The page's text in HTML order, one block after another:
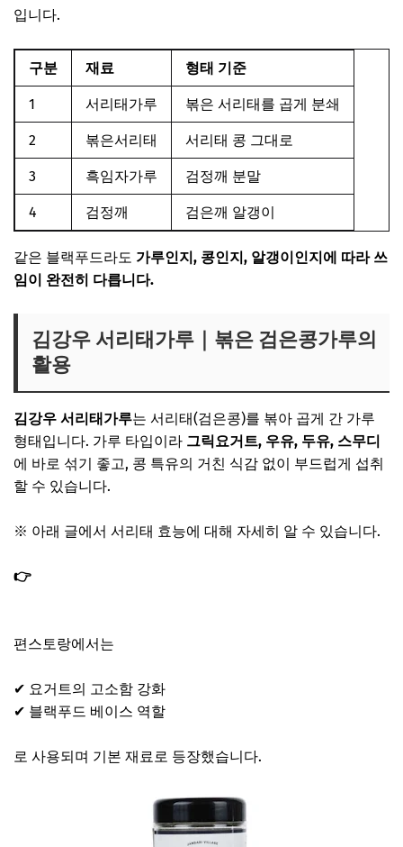
입니다.
구분 재료 형태 기준
1 서리태가루 볶은 서리태를 곱게 분쇄
2 볶은서리태 서리태 콩 그대로
3 흑임자가루 검정깨 분말
4 검정깨 검은깨 알갱이
같은 블랙푸드라도 가루인지, 콩인지, 알갱이인지에 따라 쓰
임이 완전히 다릅니다.
김강우 서리태가루｜볶은 검은콩가루의
활용
김강우 서리태가루는 서리태(검은콩)를 볶아 곱게 간 가루
형태입니다. 가루 타입이라 그릭요거트, 우유, 두유, 스무디
에 바로 섞기 좋고, 콩 특유의 거친 식감 없이 부드럽게 섭취
할 수 있습니다.
※ 아래 글에서 서리태 효능에 대해 자세히 알 수 있습니다.
👉
편스토랑에서는
✔ 요거트의 고소함 강화
✔ 블랙푸드 베이스 역할
로 사용되며 기본 재료로 등장했습니다.